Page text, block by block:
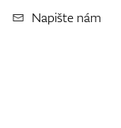
Napište nám